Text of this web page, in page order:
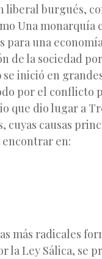
liberal burgués,
Una monarquía
para una
de la sociedad
se inició en
por el conflicto
que dio lugar a
cuyas causas
en:
más radicales
la Ley Sálica, se